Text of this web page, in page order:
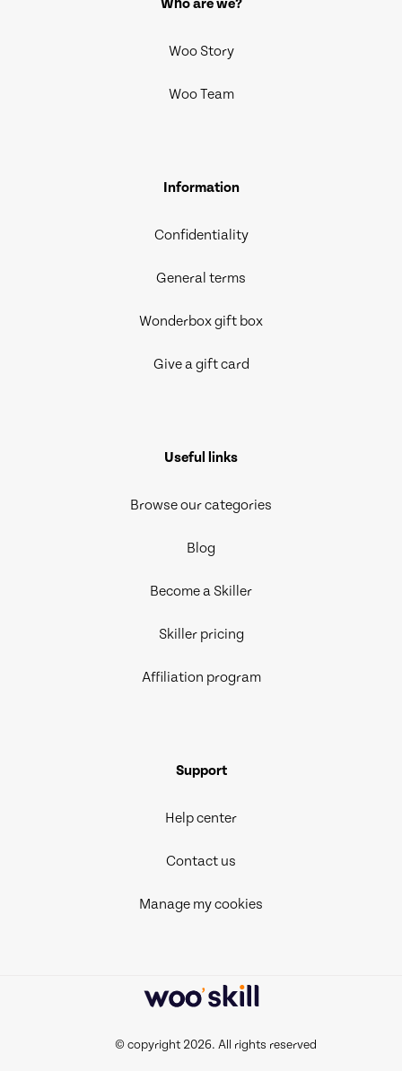
Who are we?
Woo Story
Woo Team
Information
Confidentiality
General terms
Wonderbox gift box
Give a gift card
Useful links
Browse our categories
Blog
Become a Skiller
Skiller pricing
Affiliation program
Support
Help center
Contact us
Manage my cookies
© copyright 2026. All rights reserved